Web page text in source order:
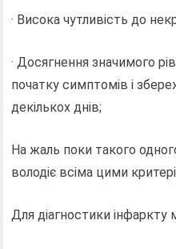
· Висока чутливість до
· Досягнення значимого
початку симптомів і
декількох днів;
На жаль поки такого
володіє всіма цими
Для діагностики